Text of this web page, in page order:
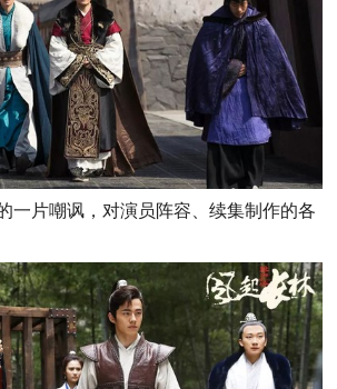
一片嘲讽，对演员阵容、续集制作的各